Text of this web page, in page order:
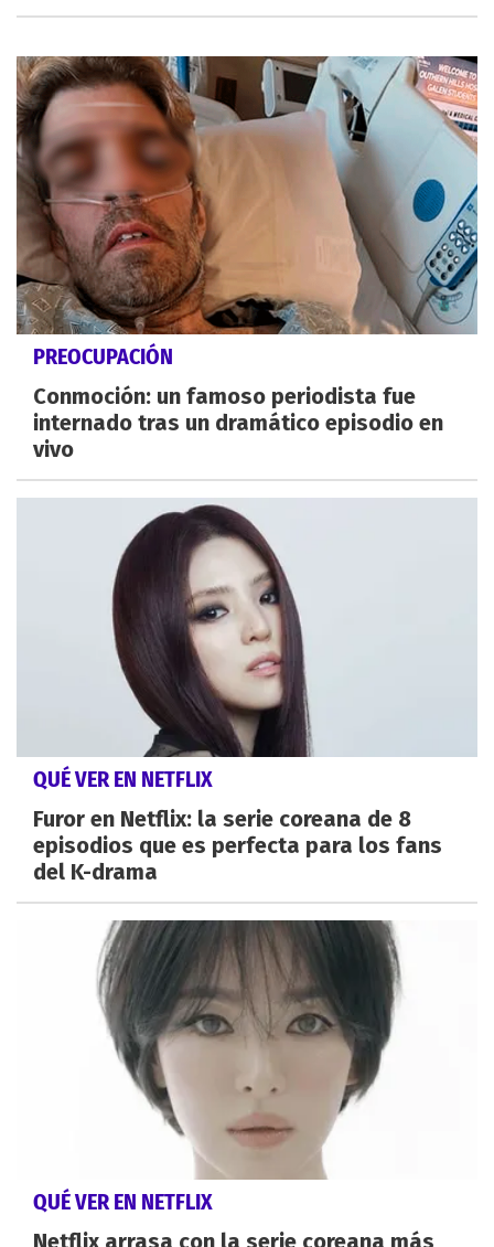
PREOCUPACIÓN
Conmoción: un famoso periodista fue
internado tras un dramático episodio en
vivo
QUÉ VER EN NETFLIX
Furor en Netflix: la serie coreana de 8
episodios que es perfecta para los fans
del K-drama
QUÉ VER EN NETFLIX
Netflix arrasa con la serie coreana más